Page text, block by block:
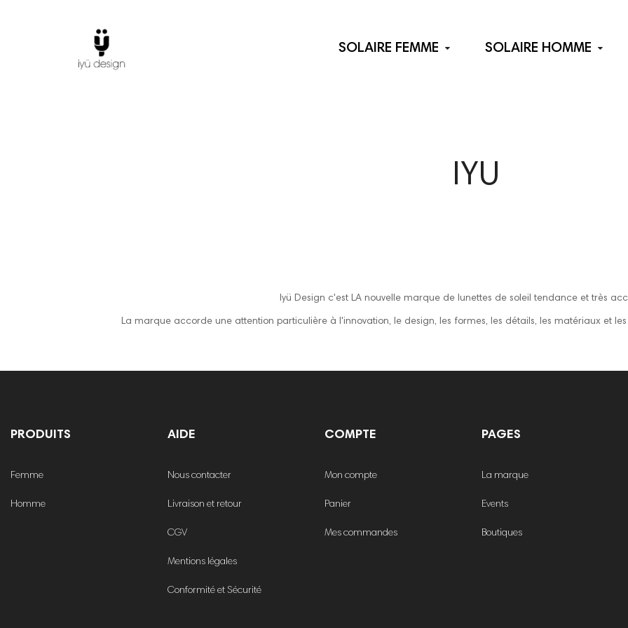
SOLAIRE FEMME SOLAIRE HOMME
IYU
Iyü Design c'est LA nouvelle marque de lunettes de soleil tendance et très
La marque accorde une attention particulière à l'innovation, le design, les formes, les détails, les matériaux et
PRODUITS
Femme
Homme
AIDE
Nous contacter
Livraison et retour
CGV
Mentions légales
Conformité et Sécurité
COMPTE
Mon compte
Panier
Mes commandes
PAGES
La marque
Events
Boutiques